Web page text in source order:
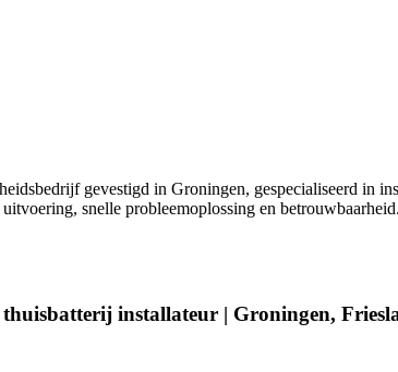
gevestigd in Groningen, gespecialiseerd in
snelle probleemoplossing en
installateur | Groningen,